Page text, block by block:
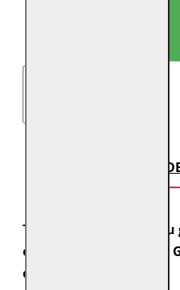
TRANSPORT CU
Toate comenzile
expediate cu transport
colet.